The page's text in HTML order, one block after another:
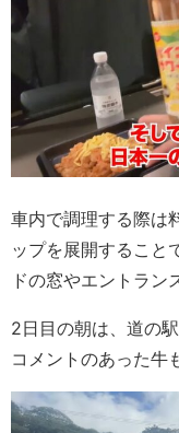
車内で調理する際は
ップを展開すること
ドの窓やエントラン
2日目の朝は、道の
コメントのあった牛